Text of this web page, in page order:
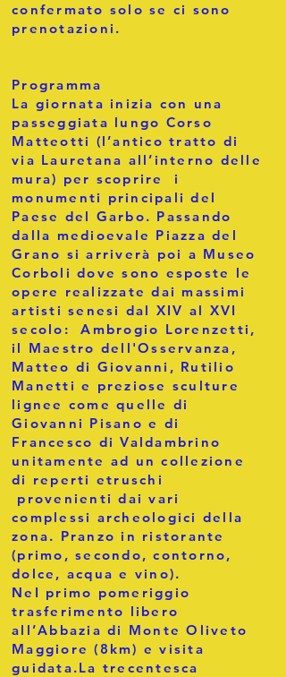
confermato solo se ci sono
prenotazioni.
Programma
La giornata inizia con una
passeggiata lungo Corso
Matteotti (l’antico tratto di
via Lauretana all’interno delle
mura) per scoprire i
monumenti principali del
Paese del Garbo. Passando
dalla medioevale Piazza del
Grano si arriverà poi a Museo
Corboli dove sono esposte le
opere realizzate dai massimi
artisti senesi dal XIV al XVI
secolo: Ambrogio Lorenzetti,
il Maestro dell'Osservanza,
Matteo di Giovanni, Rutilio
Manetti e preziose sculture
lignee come quelle di
Giovanni Pisano e di
Francesco di Valdambrino
unitamente ad un collezione
di reperti etruschi
provenienti dai vari
complessi archeologici della
zona. Pranzo in ristorante
(primo, secondo, contorno,
dolce, acqua e vino).
NeI primo pomeriggio
trasferimento libero
all’Abbazia di Monte Oliveto
Maggiore (8km) e visita
guidata.La trecentesca